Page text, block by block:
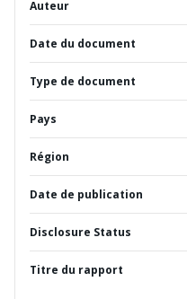
Auteur
Date du document
Type de document
Pays
Région
Date de publication
Disclosure Status
Titre du rapport